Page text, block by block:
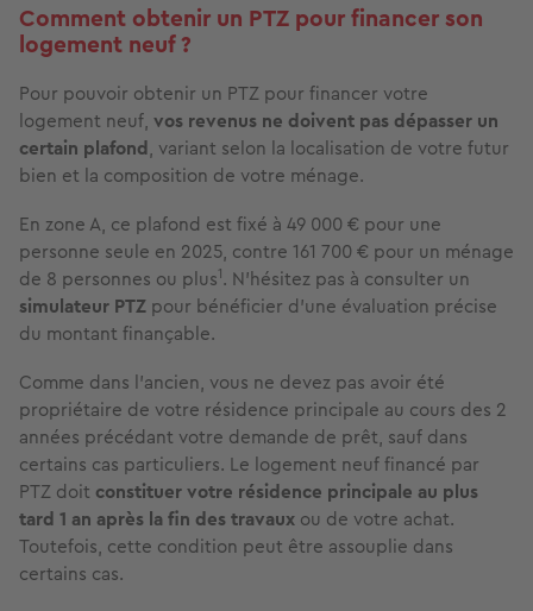
Comment obtenir un PTZ pour financer son
logement neuf ?
Pour pouvoir obtenir un PTZ pour financer votre
logement neuf, vos revenus ne doivent pas dépasser un
certain plafond, variant selon la localisation de votre futur
bien et la composition de votre ménage.
En zone A, ce plafond est fixé à 49 000 € pour une
personne seule en 2025, contre 161 700 € pour un ménage
de 8 personnes ou plus1. N’hésitez pas à consulter un
simulateur PTZ pour bénéficier d’une évaluation précise
du montant finançable.
Comme dans l’ancien, vous ne devez pas avoir été
propriétaire de votre résidence principale au cours des 2
années précédant votre demande de prêt, sauf dans
certains cas particuliers. Le logement neuf financé par
PTZ doit constituer votre résidence principale au plus
tard 1 an après la fin des travaux ou de votre achat.
Toutefois, cette condition peut être assouplie dans
certains cas.